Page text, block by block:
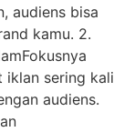
audiens bisa
kamu. 2.
iklan sering kali
audiens.